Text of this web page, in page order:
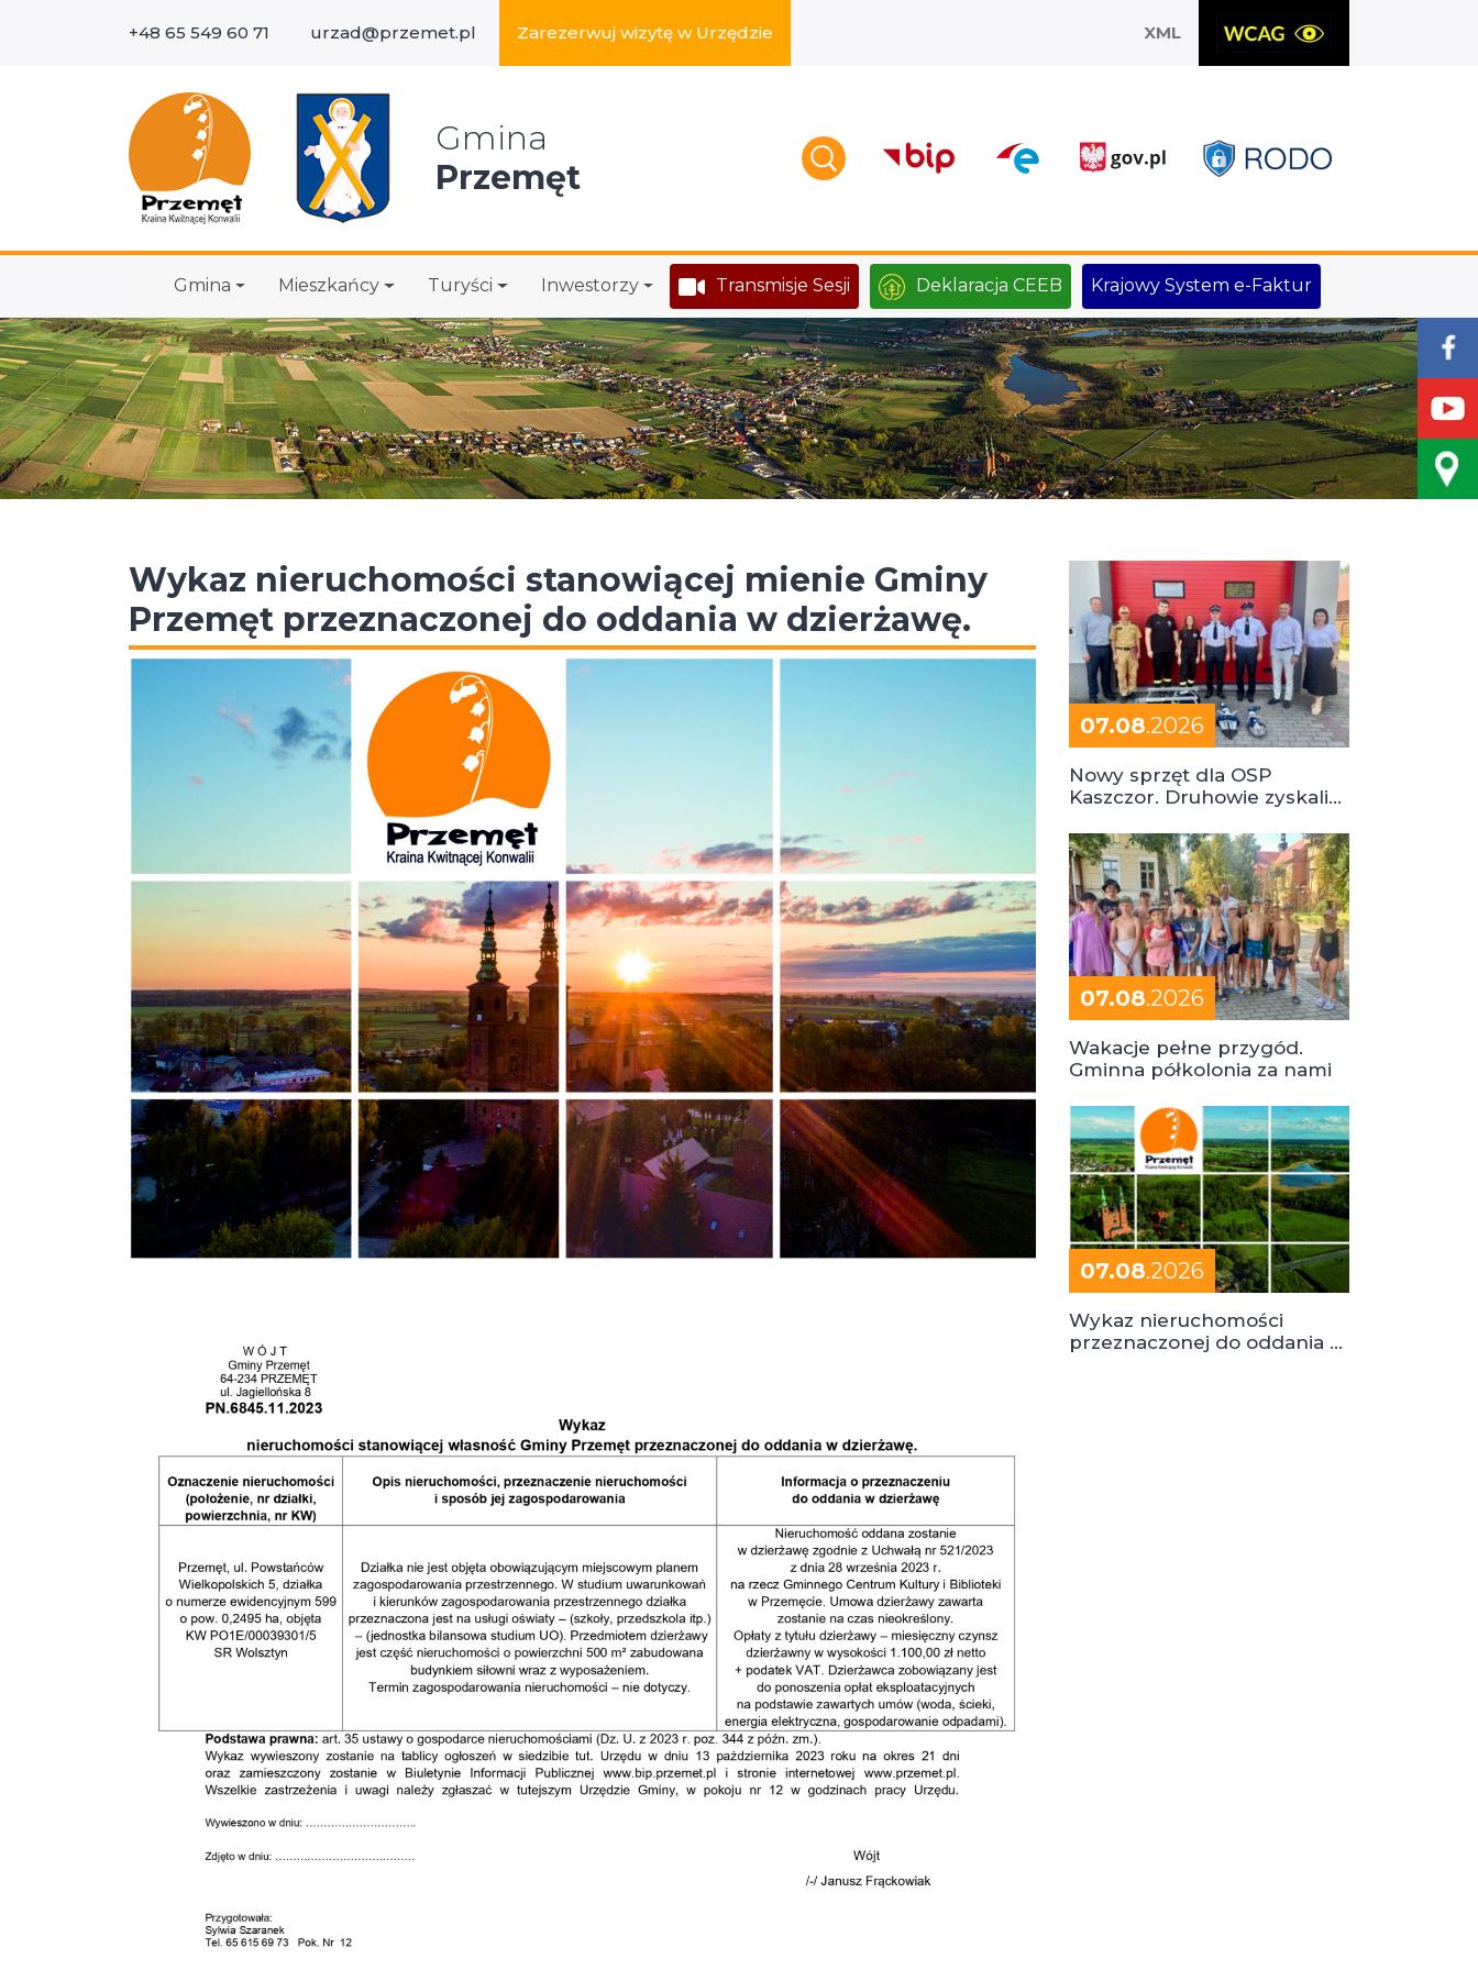
+48 65 549 60 71 urzad@przemet.pl Zarezerwuj wizytę w Urzędzie XML
Gmina
Przemęt
Gmina Mieszkańcy Turyści Inwestorzy Transmisje Sesji Deklaracja CEEB Krajowy System e-Faktur
Wykaz nieruchomości stanowiącej mienie Gminy
Przemęt przeznaczonej do oddania w dzierżawę.
07.08.2026
Nowy sprzęt dla OSP
Kaszczor. Druhowie zyskali
07.08.2026
Wakacje pełne przygód.
Gminna półkolonia za nami
07.08.2026
Wykaz nieruchomości
przeznaczonej do oddania w
Wyszukaj w serwisie